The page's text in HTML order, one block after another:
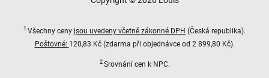
1 Všechny ceny jsou uvedeny včetně zákonné DPH (Česká republika).
Poštovné: 120,83 Kč (zdarma při objednávce od 2 899,80 Kč).
2 Srovnání cen k NPC.